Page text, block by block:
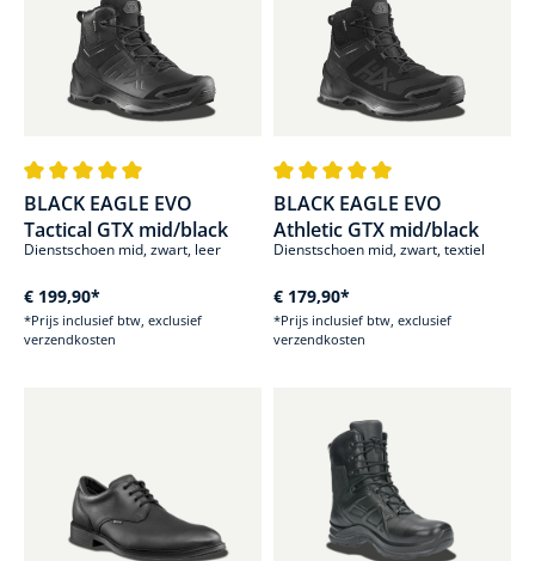
Gemiddelde waardering van 5 van 5 sterren
BLACK EAGLE EVO
Tactical GTX mid/black
Dienstschoen mid, zwart, leer
€ 199,90*
*Prijs inclusief btw, exclusief
verzendkosten
Gemiddelde waardering van 5
BLACK EAGLE EVO
Athletic GTX mid/black
Dienstschoen mid, zwart, textiel
€ 179,90*
*Prijs inclusief btw, exclusief
verzendkosten